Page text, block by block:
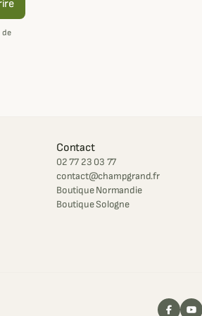
de
Contact
02 77 23 03 77
contact@champgrand.fr
Boutique Normandie
Boutique Sologne